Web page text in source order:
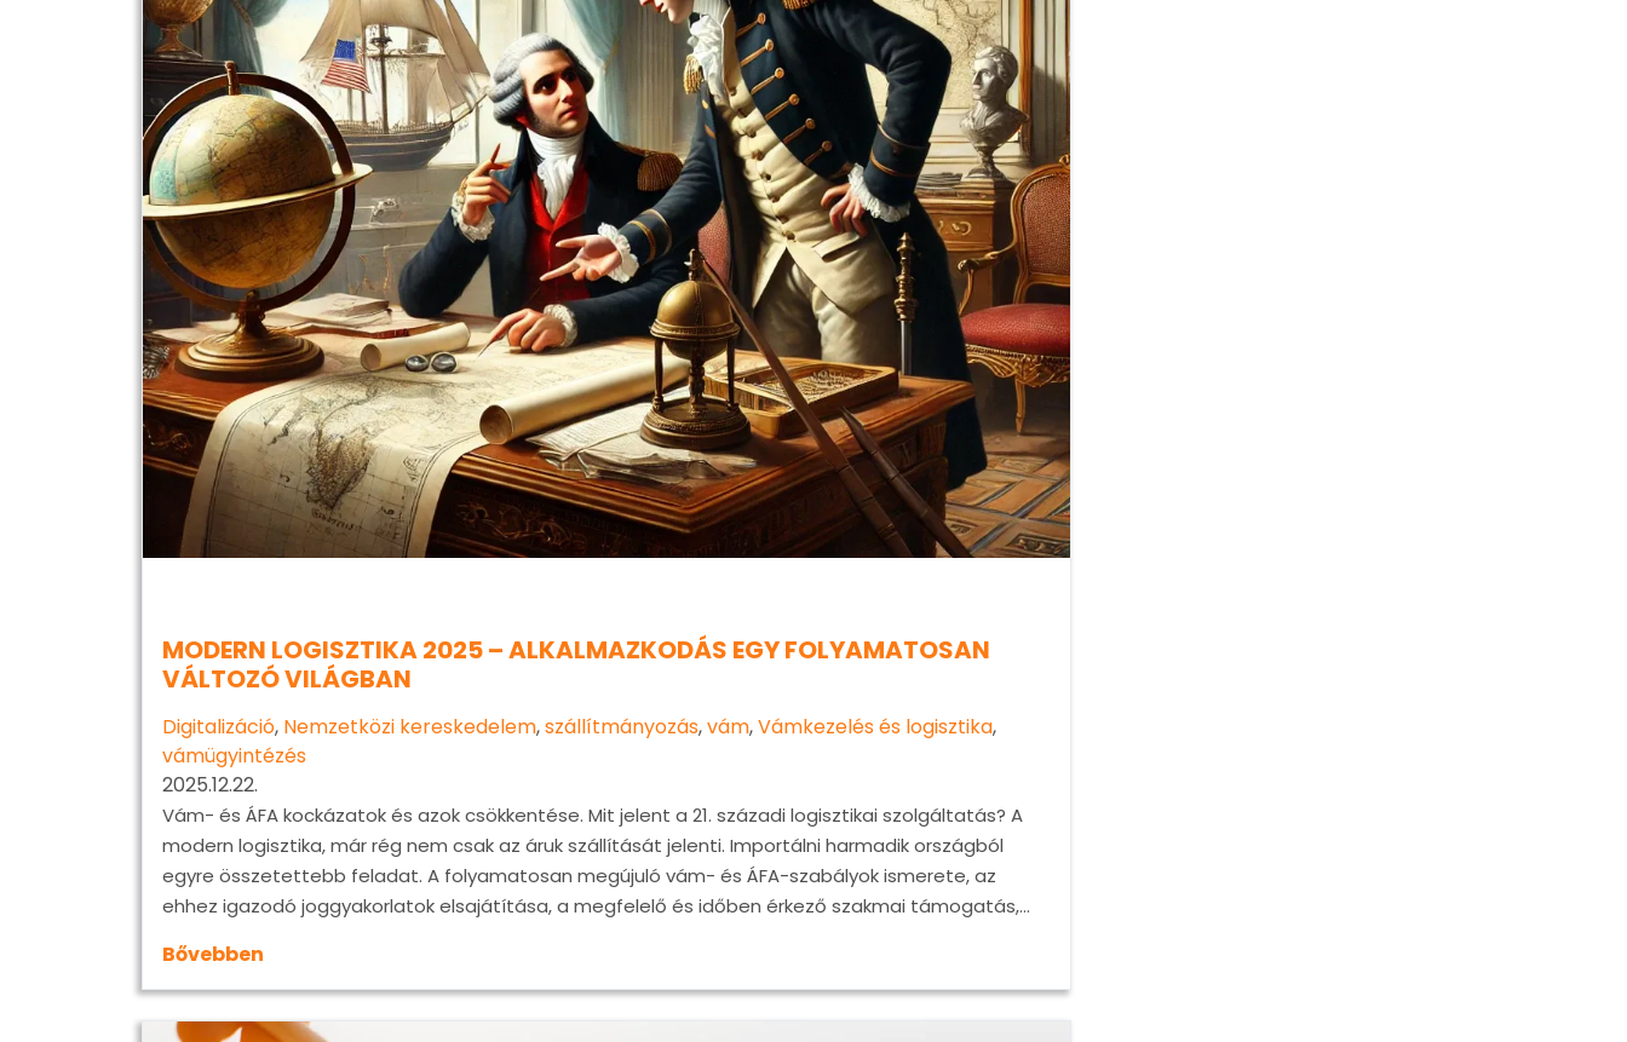
MODERN LOGISZTIKA 2025 – ALKALMAZKODÁS EGY FOLYAMATOSAN
VÁLTOZÓ VILÁGBAN
Digitalizáció, Nemzetközi kereskedelem,szállítmányozás,vám,Vámkezelés és logisztika,
vámügyintézés
2025.12.22.
Vám- és ÁFA kockázatok és azok csökkentése. Mit jelent a 21. századi logisztikai szolgáltatás? A
modern logisztika, már rég nem csak az áruk szállítását jelenti. Importálni harmadik országból
egyre összetettebb feladat. A folyamatosan megújuló vám- és ÁFA-szabályok ismerete, az
ehhez igazodó joggyakorlatok elsajátítása, a megfelelő és időben érkező szakmai támogatás,…
Bővebben